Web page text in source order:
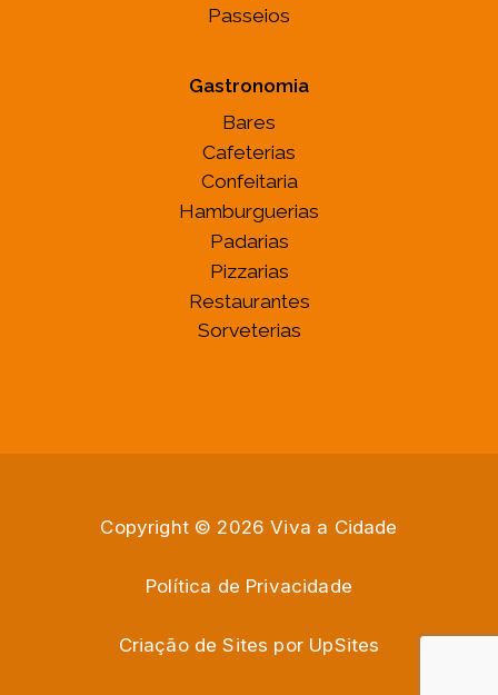
Passeios
Gastronomia
Bares
Cafeterias
Confeitaria
Hamburguerias
Padarias
Pizzarias
Restaurantes
Sorveterias
Copyright © 2026 Viva a Cidade
Política de Privacidade
Criação de Sites por UpSites